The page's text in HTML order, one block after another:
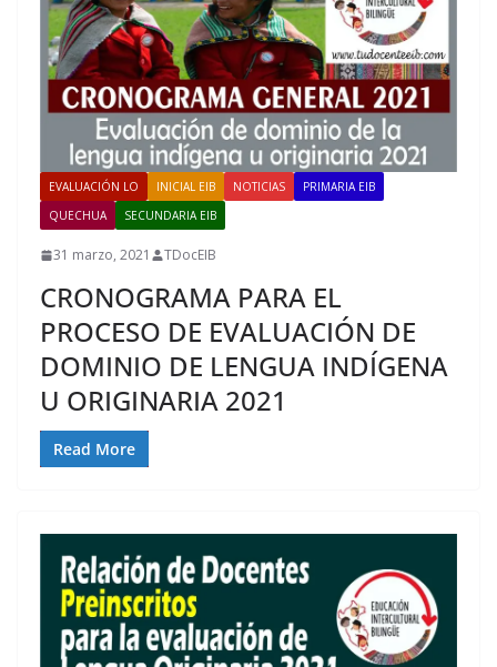
EVALUACIÓN LO INICIAL EIB NOTICIAS
PRIMARIA EIB
QUECHUA
SECUNDARIA EIB
31 marzo, 2021 TDocEIB
CRONOGRAMA PARA EL
PROCESO DE EVALUACIÓN DE
DOMINIO DE LENGUA INDÍGENA
U ORIGINARIA 2021
Read More